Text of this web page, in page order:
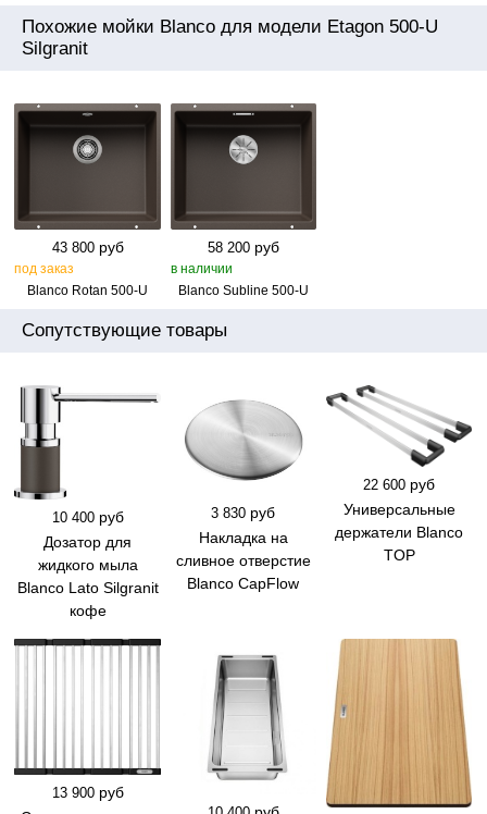
Похожие мойки Blanco для модели Etagon 500-U
Silgranit
43 800 руб
под заказ
Blanco Rotan 500‑U
58 200 руб
в наличии
Blanco Subline 500‑U
Сопутствующие товары
10 400 руб
Дозатор для
жидкого мыла
Blanco Lato Silgranit
кофе
3 830 руб
Накладка на
сливное отверстие
Blanco CapFlow
22 600 руб
Универсальные
держатели Blanco
TOP
13 900 руб